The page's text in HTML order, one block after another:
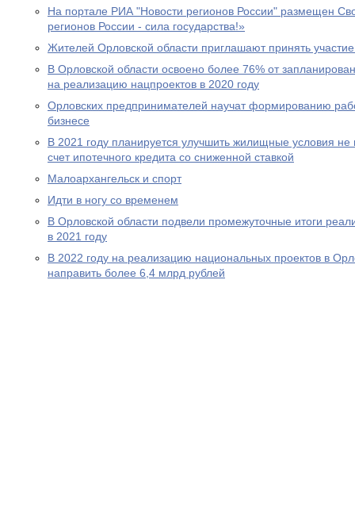
На портале РИА "Новости регионов России" размещен
регионов России - сила государства!»
Жителей Орловской области приглашают принять
В Орловской области освоено более 76% от
на реализацию нацпроектов в 2020 году
Орловских предпринимателей научат формированию
бизнесе
В 2021 году планируется улучшить жилищные условия
счет ипотечного кредита со сниженной ставкой
Малоархангельск и спорт
Идти в ногу со временем
В Орловской области подвели промежуточные итоги
в 2021 году
В 2022 году на реализацию национальных проектов в
направить более 6,4 млрд рублей